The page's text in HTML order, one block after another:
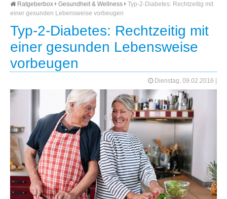
Ratgeberbox Gesundheit & Wellness
Typ-2-Diabetes: Rechtzeitig mit
einer gesunden Lebensweise vorbeugen
Typ-2-Diabetes: Rechtzeitig mit
einer gesunden Lebensweise
vorbeugen
Dienstag, 09.02.2016